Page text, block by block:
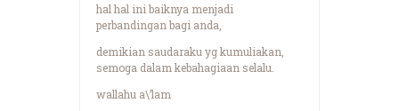
hal hal ini baiknya menjadi
perbandingan bagi anda,
demikian saudaraku yg kumuliakan,
semoga dalam kebahagiaan selalu.
wallahu a\’lam